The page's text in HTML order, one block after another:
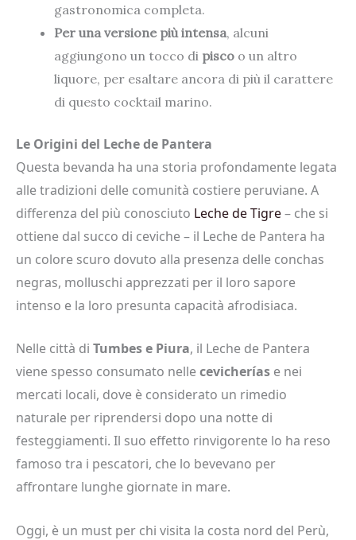
gastronomica completa.
Per una versione più intensa, alcuni
aggiungono un tocco di pisco o un altro
liquore, per esaltare ancora di più il carattere
di questo cocktail marino.
Le Origini del Leche de Pantera
Questa bevanda ha una storia profondamente legata
alle tradizioni delle comunità costiere peruviane. A
differenza del più conosciuto Leche de Tigre– che si
ottiene dal succo di ceviche – il Leche de Pantera ha
un colore scuro dovuto alla presenza delle conchas
negras, molluschi apprezzati per il loro sapore
intenso e la loro presunta capacità afrodisiaca.
Nelle città di Tumbes e Piura, il Leche de Pantera
viene spesso consumato nellecevicherías e nei
mercati locali, dove è considerato un rimedio
naturale per riprendersi dopo una notte di
festeggiamenti. Il suo effetto rinvigorente lo ha reso
famoso tra i pescatori, che lo bevevano per
affrontare lunghe giornate in mare.
Oggi, è un must per chi visita la costa nord del Perù,